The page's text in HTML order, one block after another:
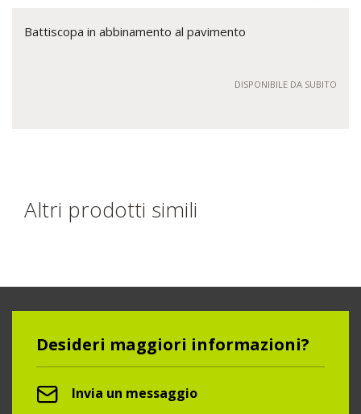
Battiscopa in abbinamento al pavimento
DISPONIBILE DA SUBITO
Altri prodotti simili
Desideri maggiori informazioni?
Invia un messaggio